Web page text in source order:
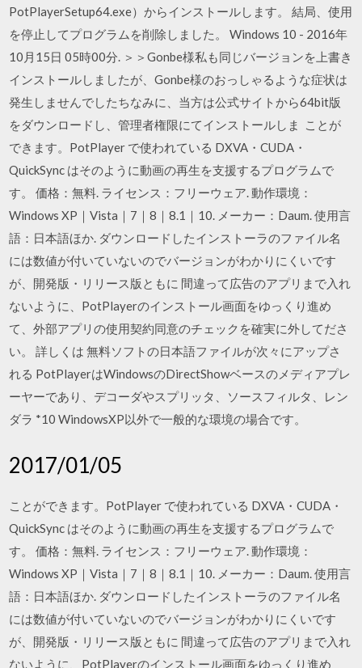
PotPlayerSetup64.exe）からインストールします。 結局、使用
を停止してプログラムを削除しました。 Windows 10 - 2016年
10月15日 05時00分. ＞＞Gonbe様私も同じバージョンを上書き
インストールしましたが、Gonbe様のおっしゃるような症状は
発生しませんでしたちなみに、当方は公式サイトから64bit版
をダウンロードし、管理者権限にてインストールしま ことが
できます。PotPlayer で使われている DXVA・CUDA・
QuickSync はそのように動画の再生を支援するプログラムで
す。 価格：無料. ライセンス：フリーウェア. 動作環境：
Windows XP｜Vista｜7｜8｜8.1｜10. メーカー：Daum. 使用言
語：日本語ほか. ダウンロードしたインストーラのファイル名
には数値が付いていないのでバージョンがわかりにくいです
が、開発版・リリース版ともに 間違って広告のアプリまで入れ
ないように、PotPlayerのインストール画面をゆっくり進め
て、外部アプリの使用契約同意のチェックを確実に外してださ
い。 詳しくは 無料ソフトの日本語ファイルが次々にアップさ
れる PotPlayerはWindowsのDirectShowベースのメディアプレ
ーヤーであり、デコーダやスプリッタ、ソースフィルタ、レン
ダラ *10 WindowsXP以外で一般的な環境の場合です。
2017/01/05
ことができます。PotPlayer で使われている DXVA・CUDA・
QuickSync はそのように動画の再生を支援するプログラムで
す。 価格：無料. ライセンス：フリーウェア. 動作環境：
Windows XP｜Vista｜7｜8｜8.1｜10. メーカー：Daum. 使用言
語：日本語ほか. ダウンロードしたインストーラのファイル名
には数値が付いていないのでバージョンがわかりにくいです
が、開発版・リリース版ともに 間違って広告のアプリまで入れ
ないように、PotPlayerのインストール画面をゆっくり進め